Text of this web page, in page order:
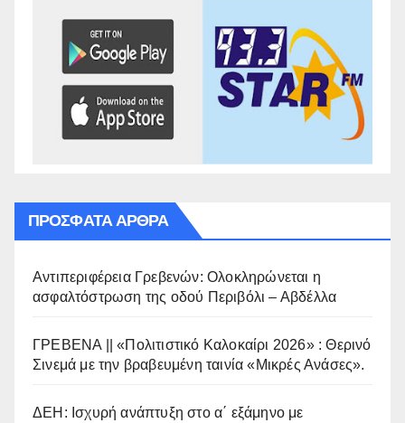
ΠΡΌΣΦΑΤΑ ΆΡΘΡΑ
Αντιπεριφέρεια Γρεβενών: Ολοκληρώνεται η
ασφαλτόστρωση της οδού Περιβόλι – Αβδέλλα
ΓΡΕΒΕΝΑ || «Πολιτιστικό Καλοκαίρι 2026» : Θερινό
Σινεμά με την βραβευμένη ταινία «Μικρές Ανάσες».
ΔΕΗ: Ισχυρή ανάπτυξη στο α΄ εξάμηνο με